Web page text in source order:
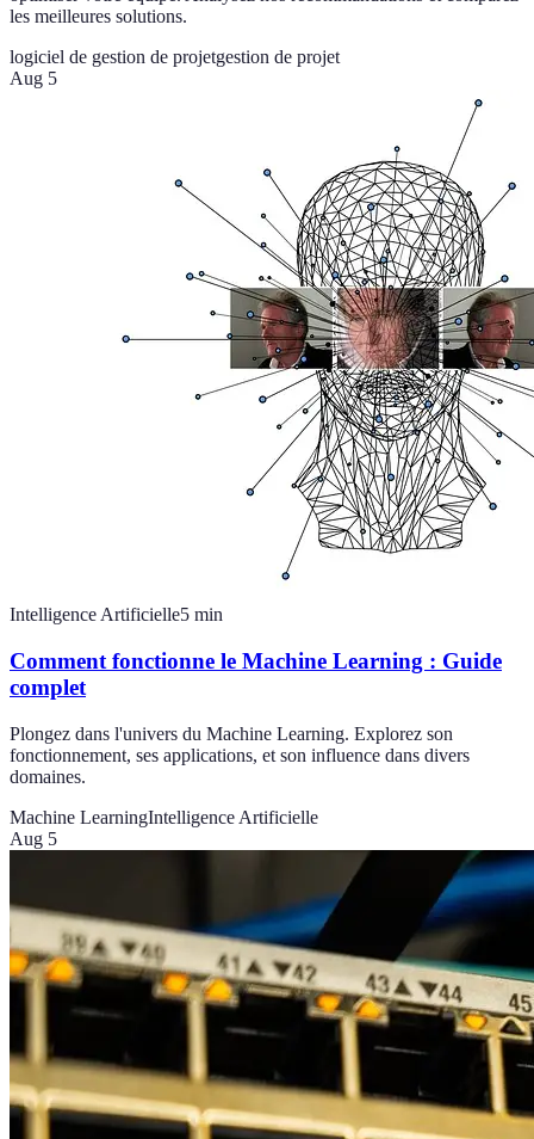
les meilleures solutions.
logiciel de gestion de projetgestion de projet
Aug 5
Intelligence Artificielle5 min
Comment fonctionne le Machine Learning : Guide
complet
Plongez dans l'univers du Machine Learning. Explorez son
fonctionnement, ses applications, et son influence dans divers
domaines.
Machine LearningIntelligence Artificielle
Aug 5